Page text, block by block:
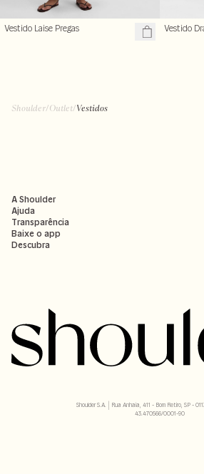
Vestido Laise Pregas Vestido
Shoulder/Outlet/Vestidos
A Shoulder
Ajuda
Transparência
Baixe o app
Descubra
Shoulder S.A. | Rua Anhaia, 411 - Bom Retiro, SP -
43.470566/0001-90